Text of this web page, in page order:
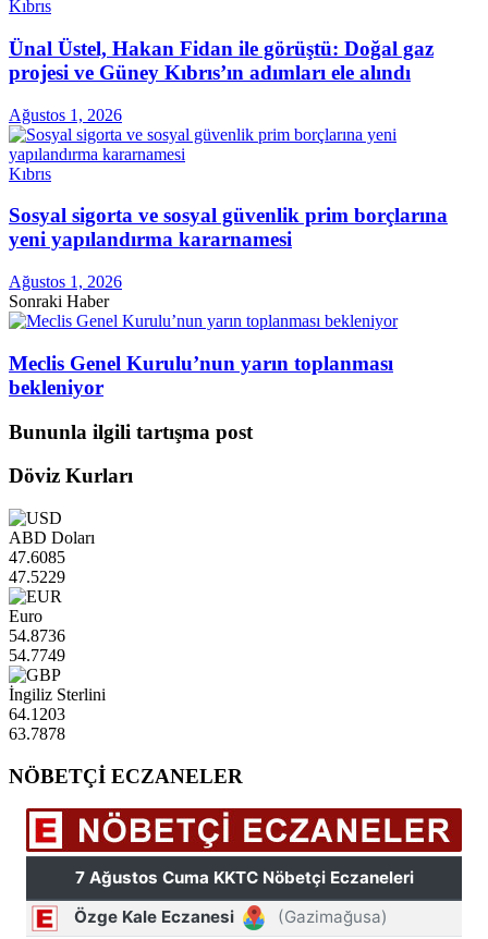
Kıbrıs
Ünal Üstel, Hakan Fidan ile görüştü: Doğal gaz
projesi ve Güney Kıbrıs’ın adımları ele alındı
Ağustos 1, 2026
Kıbrıs
Sosyal sigorta ve sosyal güvenlik prim borçlarına
yeni yapılandırma kararnamesi
Ağustos 1, 2026
Sonraki Haber
Meclis Genel Kurulu’nun yarın toplanması
bekleniyor
Bununla ilgili tartışma post
Döviz Kurları
ABD Doları
47.6085
47.5229
Euro
54.8736
54.7749
İngiliz Sterlini
64.1203
63.7878
NÖBETÇİ ECZANELER